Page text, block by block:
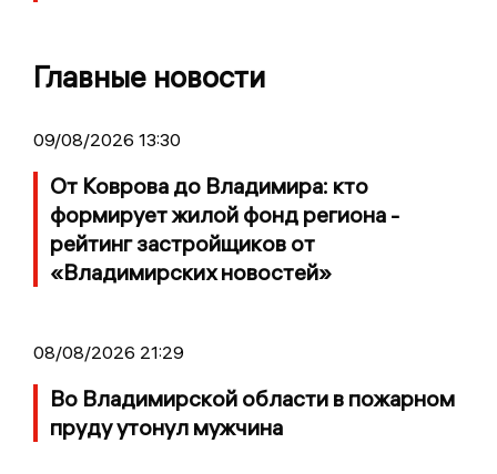
Главные новости
09/08/2026 13:30
От Коврова до Владимира: кто
формирует жилой фонд региона -
рейтинг застройщиков от
«Владимирских новостей»
08/08/2026 21:29
Во Владимирской области в пожарном
пруду утонул мужчина